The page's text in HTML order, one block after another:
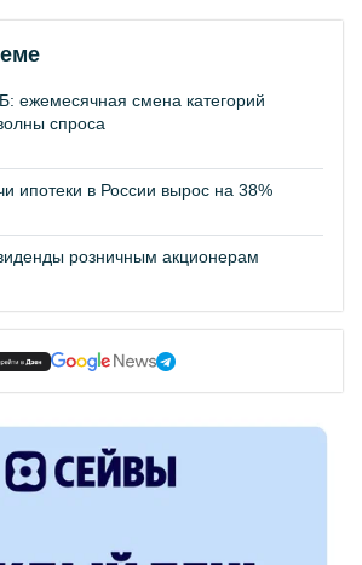
ежемесячная смена категорий
спроса
ипотеки в России вырос на 38%
розничным акционерам